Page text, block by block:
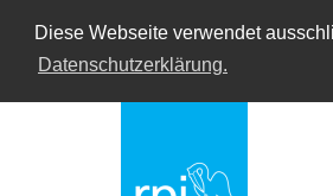
Diese Webseite verwendet
Datenschutzerklärung.